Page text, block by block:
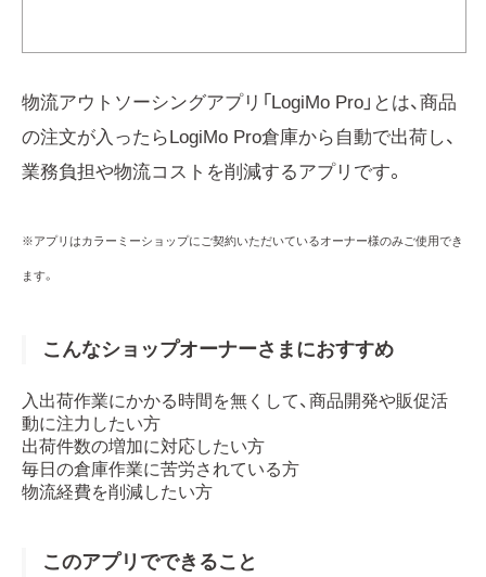
物流アウトソーシングアプリ「LogiMo Pro」とは、商品
の注文が入ったらLogiMo Pro倉庫から自動で出荷し、
業務負担や物流コストを削減するアプリです。
※アプリはカラーミーショップにご契約いただいているオーナー様のみご使用でき
ます。
こんなショップオーナーさまにおすすめ
入出荷作業にかかる時間を無くして、商品開発や販促活
動に注力したい方
出荷件数の増加に対応したい方
毎日の倉庫作業に苦労されている方
物流経費を削減したい方
このアプリでできること